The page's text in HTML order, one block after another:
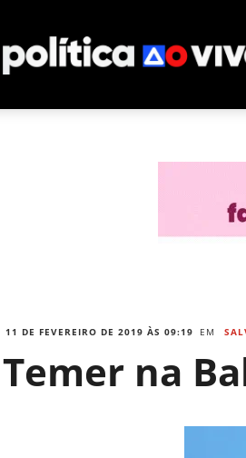
11 DE FEVEREIRO DE 2019 ÀS 09:19 EM
Temer na